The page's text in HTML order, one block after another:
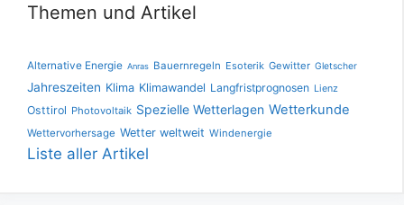
Themen und Artikel
Alternative Energie Anras Bauernregeln Esoterik Gewitter Gletscher
Jahreszeiten Klima Klimawandel Langfristprognosen Lienz
Osttirol Photovoltaik Spezielle Wetterlagen Wetterkunde
Wettervorhersage Wetter weltweit Windenergie
Liste aller Artikel